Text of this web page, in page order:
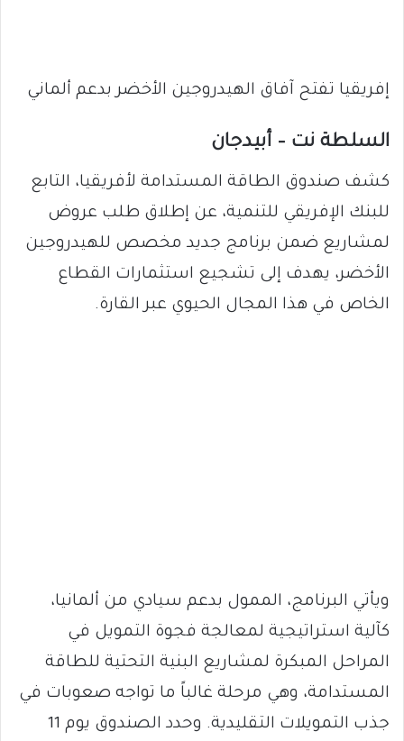
إفريقيا تفتح آفاق الهيدروجين الأخضر بدعم ألماني
السلطة نت – أبيدجان
كشف صندوق الطاقة المستدامة لأفريقيا، التابع
للبنك الإفريقي للتنمية، عن إطلاق طلب عروض
لمشاريع ضمن برنامج جديد مخصص للهيدروجين
الأخضر، يهدف إلى تشجيع استثمارات القطاع
الخاص في هذا المجال الحيوي عبر القارة.
ويأتي البرنامج، الممول بدعم سيادي من ألمانيا،
كآلية استراتيجية لمعالجة فجوة التمويل في
المراحل المبكرة لمشاريع البنية التحتية للطاقة
المستدامة، وهي مرحلة غالباً ما تواجه صعوبات في
جذب التمويلات التقليدية. وحدد الصندوق يوم 11